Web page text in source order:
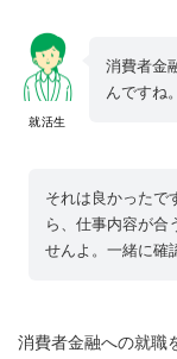
就活生
消費者金
んですね
それは良かったで
ら、仕事内容が合
せんよ。一緒に確
消費者金融への就職